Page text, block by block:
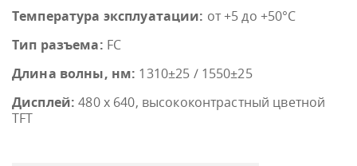
Температура эксплуатации: от +5 до +50°С
Тип разъема: FC
Длина волны, нм: 1310±25 / 1550±25
Дисплей: 480 х 640, высококонтрастный цветной
TFT